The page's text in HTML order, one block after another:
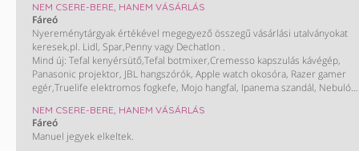
NEM CSERE-BERE, HANEM VÁSÁRLÁS
Fáreó
Nyereménytárgyak értékével megegyező összegű vásárlási utalványokat
keresek,pl. Lidl, Spar,Penny vagy Dechatlon .
Mind új: Tefal kenyérsütő,Tefal botmixer,Cremesso kapszulás kávégép,
Panasonic projektor, JBL hangszórók, Apple watch okosóra, Razer gamer
egér,Truelife elektromos fogkefe, Mojo hangfal, Ipanema szandál, Nebulók
,pulóverek,baseball sapkák,hátizsákok,tornazsákok,Kinder
pinyáta,társasok,Kilimandjaro nagy túrahátizsák,túra bot,stb. És egy
35000Ft-os H&M kártya.
NEM CSERE-BERE, HANEM VÁSÁRLÁS
Fáreó
Manuel jegyek elkeltek.